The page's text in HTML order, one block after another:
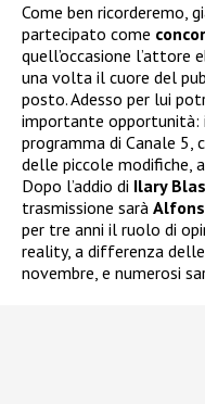
Come ben ricorderemo,
partecipato come
quell’occasione l’attore
una volta il cuore del
posto. Adesso per lui
importante opportunità:
programma di Canale 5,
delle piccole modifiche,
Dopo l’addio di Ilary
trasmissione sarà
per tre anni il ruolo di
reality, a differenza
novembre, e numerosi